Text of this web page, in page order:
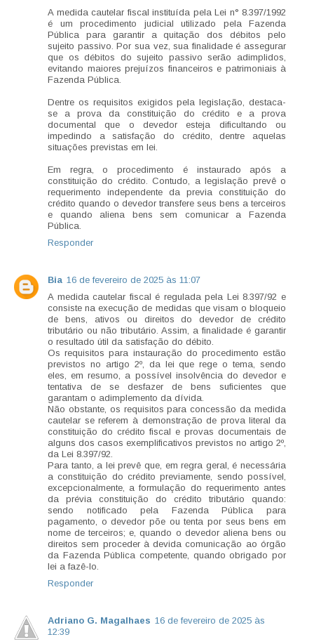
A medida cautelar fiscal instituída pela Lei n° 8.397/1992
é um procedimento judicial utilizado pela Fazenda
Pública para garantir a quitação dos débitos pelo
sujeito passivo. Por sua vez, sua finalidade é assegurar
que os débitos do sujeito passivo serão adimplidos,
evitando maiores prejuízos financeiros e patrimoniais à
Fazenda Pública.
Dentre os requisitos exigidos pela legislação, destaca-
se a prova da constituição do crédito e a prova
documental que o devedor esteja dificultando ou
impedindo a satisfação do crédito, dentre aquelas
situações previstas em lei.
Em regra, o procedimento é instaurado após a
constituição do crédito. Contudo, a legislação prevê o
requerimento independente da previa constituição do
crédito quando o devedor transfere seus bens a terceiros
e quando aliena bens sem comunicar a Fazenda
Pública.
Responder
Bia 16 de fevereiro de 2025 às 11:07
A medida cautelar fiscal é regulada pela Lei 8.397/92 e
consiste na execução de medidas que visam o bloqueio
de bens, ativos ou direitos do devedor de crédito
tributário ou não tributário. Assim, a finalidade é garantir
o resultado útil da satisfação do débito.
Os requisitos para instauração do procedimento estão
previstos no artigo 2º, da lei que rege o tema, sendo
eles, em resumo, a possível insolvência do devedor e
tentativa de se desfazer de bens suficientes que
garantam o adimplemento da dívida.
Não obstante, os requisitos para concessão da medida
cautelar se referem à demonstração de prova literal da
constituição do crédito fiscal e provas documentais de
alguns dos casos exemplificativos previstos no artigo 2º,
da Lei 8.397/92.
Para tanto, a lei prevê que, em regra geral, é necessária
a constituição do crédito previamente, sendo possível,
excepcionalmente, a formulação do requerimento antes
da prévia constituição do crédito tributário quando:
sendo notificado pela Fazenda Pública para
pagamento, o devedor põe ou tenta por seus bens em
nome de terceiros; e, quando o devedor aliena bens ou
direitos sem proceder à devida comunicação ao órgão
da Fazenda Pública competente, quando obrigado por
lei a fazê-lo.
Responder
Adriano G. Magalhaes 16 de fevereiro de 2025 às
12:39